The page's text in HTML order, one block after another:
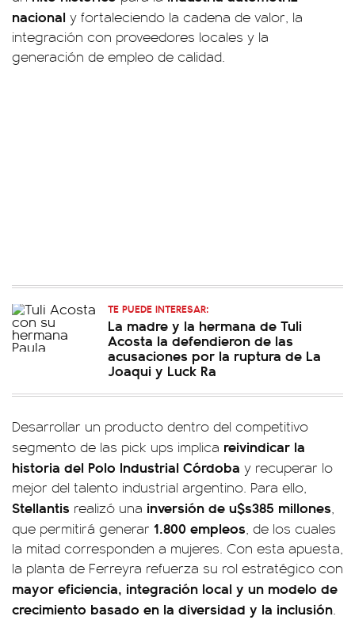
nacional y fortaleciendo la cadena de valor, la
integración con proveedores locales y la
generación de empleo de calidad.
TE PUEDE INTERESAR:
La madre y la hermana de Tuli
Acosta la defendieron de las
acusaciones por la ruptura de La
Joaqui y Luck Ra
Desarrollar un producto dentro del competitivo
segmento de las pick ups implica reivindicar la
historia del Polo Industrial Córdoba y recuperar lo
mejor del talento industrial argentino. Para ello,
Stellantis realizó una inversión de u$s385 millones,
que permitirá generar 1.800 empleos, de los cuales
la mitad corresponden a mujeres. Con esta apuesta,
la planta de Ferreyra refuerza su rol estratégico con
mayor eficiencia, integración local y un modelo de
crecimiento basado en la diversidad y la inclusión.